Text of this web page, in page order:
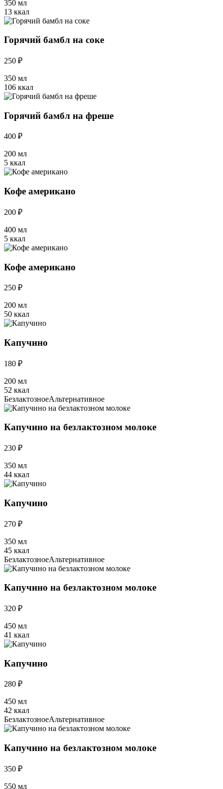
350 мл
13 ккал
Горячий бамбл на соке
250 ₽
350 мл
106 ккал
Горячий бамбл на фреше
400 ₽
200 мл
5 ккал
Кофе американо
200 ₽
400 мл
5 ккал
Кофе американо
250 ₽
200 мл
50 ккал
Капучино
180 ₽
200 мл
52 ккал
БезлактозноеАльтернативное
Капучино на безлактозном молоке
230 ₽
350 мл
44 ккал
Капучино
270 ₽
350 мл
45 ккал
БезлактозноеАльтернативное
Капучино на безлактозном молоке
320 ₽
450 мл
41 ккал
Капучино
280 ₽
450 мл
42 ккал
БезлактозноеАльтернативное
Капучино на безлактозном молоке
350 ₽
550 мл